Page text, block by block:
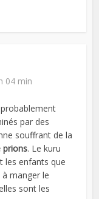
04 min
par des
souffrant de la
prions. Le kuru
les enfants que
manger le
sont les